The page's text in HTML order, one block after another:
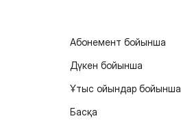
Абонемент бойынша
Дүкен бойынша
Ұтыс ойындар бойынша
Басқа